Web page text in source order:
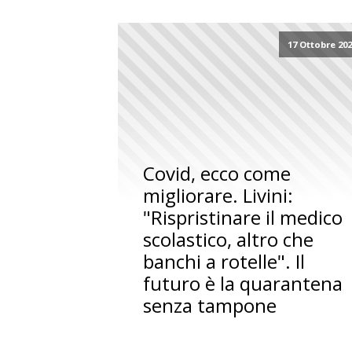
17 Ottobre
Covid, ecco come
migliorare. Livini:
"Rispristinare il medico
scolastico, altro che
banchi a rotelle". Il
futuro è la quarantena
senza tampone